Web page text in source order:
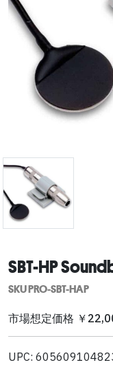
SBT-HP
SKU PRO-SBT-HAP
市場想定価格 ￥
UPC: